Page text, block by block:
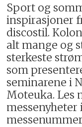
Sport og
inspirasjoner
discostil.
alt mange og
sterkeste
som
seminarene i
Moteuka. Les